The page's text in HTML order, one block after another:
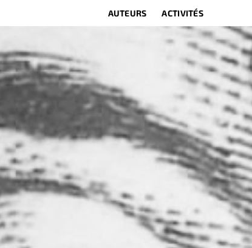
AUTEURS ACTIVITÉS